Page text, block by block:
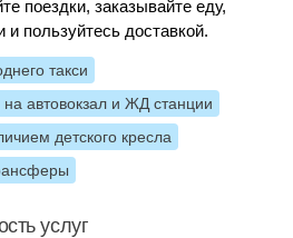
поездки, заказывайте еду,
и пользуйтесь доставкой.
такси
на автовокзал и ЖД станции
детского кресла
услуг